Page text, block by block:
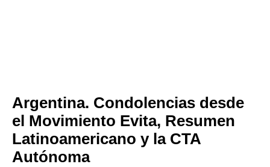
Argentina. Condolencias desde
el Movimiento Evita, Resumen
Latinoamericano y la CTA
Autónoma